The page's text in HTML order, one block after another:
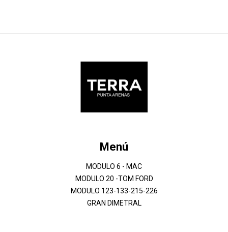
Menú
MODULO 6 - MAC
MODULO 20 -TOM FORD
MODULO 123-133-215-226
GRAN DIMETRAL